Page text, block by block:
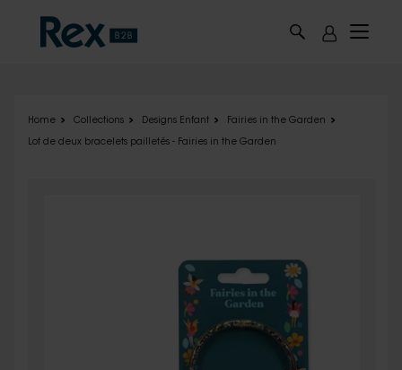
Home Collections Designs Enfant Fairies in the Garden
Lot de deux bracelets pailletés - Fairies in the Garden